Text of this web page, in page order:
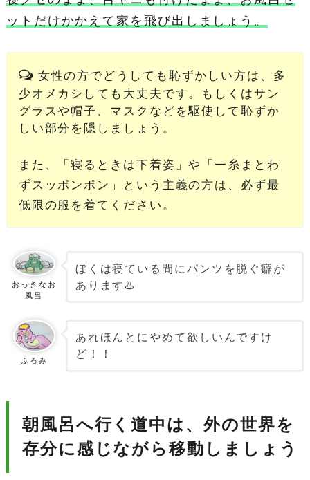
ットだけかかえて家を飛び出しましょう。
女性の方でどうしても恥ずかしい方は、多
少オメカシしても大丈夫です。もしくはサン
グラスや帽子、マスクなどを駆使して恥ずか
しい部分を隠しましょう。
また、「寝るときは下着姿」や「一糸まとわ
ずスッポンポン」という主義の方は、必ず最
低限の服を着てください。
おっきなお
風呂
ぼくは寝ている間にパンツを脱ぐ癖が
あります♨️
ふろみ
あれほんとにやめて欲しいんですけ
ど！！
朝風呂へ行く道中は、外の世界を
存分に感じながら移動しましょう